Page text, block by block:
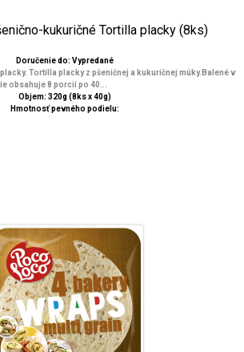
kukuričné Tortilla placky (8ks)
Doručenie do: Vypredané
Tortilla placky z pšeničnej a kukuričnej múky.Balené v
obsahuje 8 porcií po 40...
Objem: 320g (8ks x 40g)
Hmotnosť pevného podielu: